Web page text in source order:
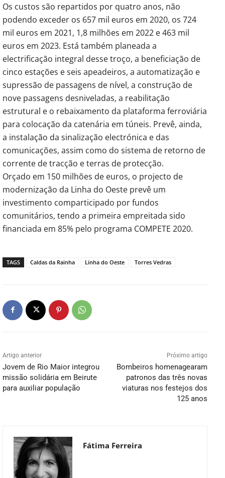
Os custos são repartidos por quatro anos, não
podendo exceder os 657 mil euros em 2020, os 724
mil euros em 2021, 1,8 milhões em 2022 e 463 mil
euros em 2023. Está também planeada a
electrificação integral desse troço, a beneficiação de
cinco estações e seis apeadeiros, a automatização e
supressão de passagens de nível, a construção de
nove passagens desniveladas, a reabilitação
estrutural e o rebaixamento da plataforma ferroviária
para colocação da catenária em túneis. Prevê, ainda,
a instalação da sinalização electrónica e das
comunicações, assim como do sistema de retorno de
corrente de tracção e terras de protecção.
Orçado em 150 milhões de euros, o projecto de
modernização da Linha do Oeste prevê um
investimento comparticipado por fundos
comunitários, tendo a primeira empreitada sido
financiada em 85% pelo programa COMPETE 2020.
TAGS Caldas da Rainha Linha do Oeste Torres Vedras
Artigo anterior
Jovem de Rio Maior integrou
missão solidária em Beirute
para auxiliar população
Próximo artigo
Bombeiros homenagearam
patronos das três novas
viaturas nos festejos dos
125 anos
Fátima Ferreira